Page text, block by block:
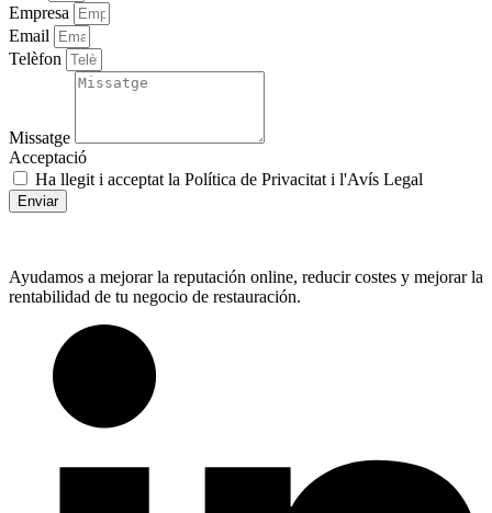
Empresa
Email
Telèfon
Missatge
Acceptació
Ha llegit i acceptat la Política de Privacitat i l'Avís Legal
Enviar
Ayudamos a mejorar la reputación online, reducir costes y mejorar la
rentabilidad de tu negocio de restauración.